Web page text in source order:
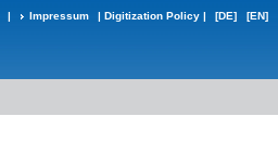
| Impressum | Digitization Policy | [DE] [EN]